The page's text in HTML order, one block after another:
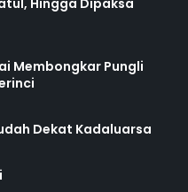
Hingga Dipaksa
Membongkar Pungli
Dekat Kadaluarsa